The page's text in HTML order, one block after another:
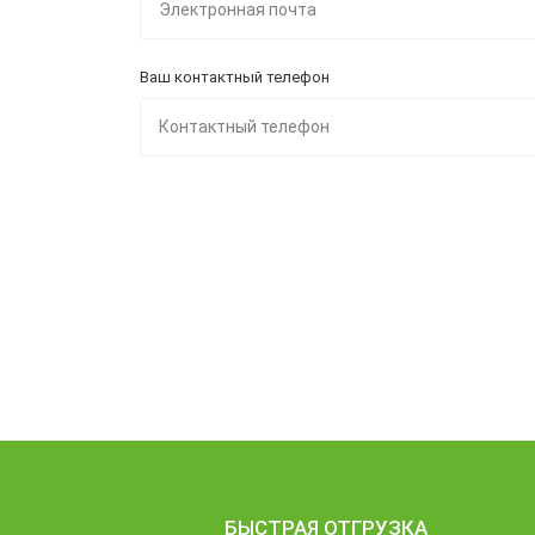
Ваш контактный телефон
БЫСТРАЯ ОТГРУЗКА